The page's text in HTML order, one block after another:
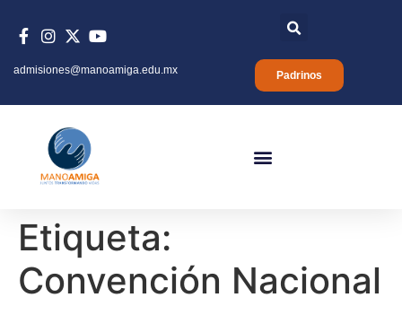
Padrinos
admisiones@manoamiga.edu.mx
Etiqueta:
Convención Nacional